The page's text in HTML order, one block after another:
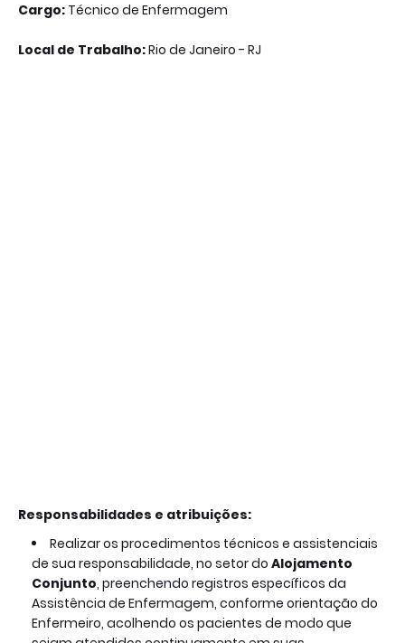
Cargo: Técnico de Enfermagem
Local de Trabalho:Rio de Janeiro - RJ
Responsabilidades e atribuições:
Realizar os procedimentos técnicos e assistenciais
de sua responsabilidade, no setor do Alojamento
Conjunto, preenchendo registros específicos da
Assistência de Enfermagem, conforme orientação do
Enfermeiro, acolhendo os pacientes de modo que